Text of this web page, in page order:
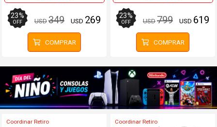
23%
OFF USD349 USD 269
COMPRAR
23%
OFF USD799 USD 619
COMPRAR
Coordinar Retiro Coordinar Retiro